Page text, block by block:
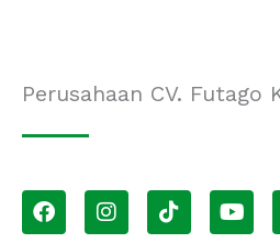
Perusahaan CV. Futago
F
a
I
n
T
i
Y
o